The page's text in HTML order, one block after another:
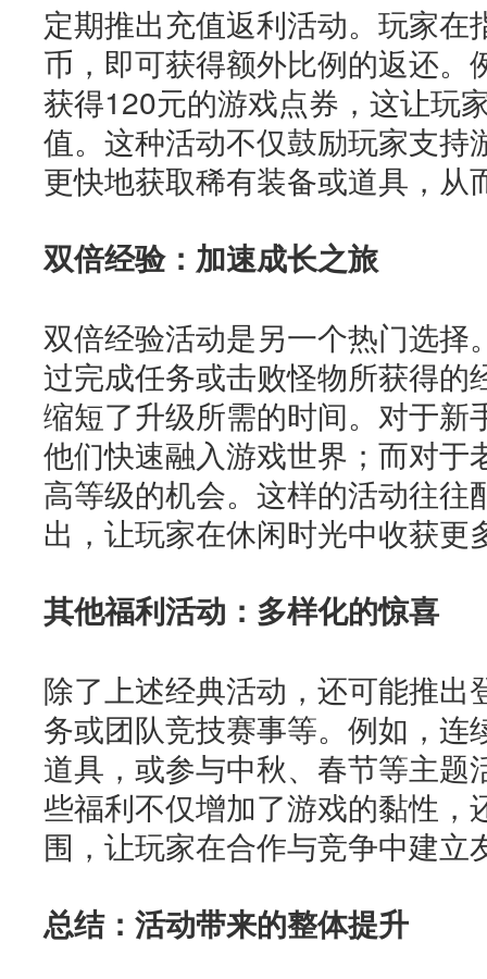
定期推出充值返利活动。玩家在
币，即可获得额外比例的返还。
获得120元的游戏点券，这让玩
值。这种活动不仅鼓励玩家支持
更快地获取稀有装备或道具，从
双倍经验：加速成长之旅
双倍经验活动是另一个热门选择
过完成任务或击败怪物所获得的
缩短了升级所需的时间。对于新
他们快速融入游戏世界；而对于
高等级的机会。这样的活动往往
出，让玩家在休闲时光中收获更
其他福利活动：多样化的惊喜
除了上述经典活动，还可能推出
务或团队竞技赛事等。例如，连
道具，或参与中秋、春节等主题
些福利不仅增加了游戏的黏性，
围，让玩家在合作与竞争中建立
总结：活动带来的整体提升